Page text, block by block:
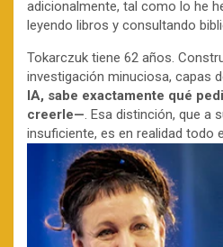
adicionalmente, tal como lo he
leyendo libros y consultando
Tokarczuk tiene 62 años.
investigación minuciosa, capas
IA, sabe exactamente qué
creerle—. Esa distinción, que a
insuficiente, es en realidad todo